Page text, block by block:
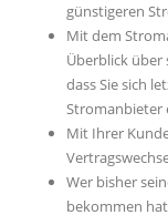
günstigeren
Mit dem
Überblick über
dass Sie sich
Stromanbieter
Mit Ihrer
Wer bisher
bekommen